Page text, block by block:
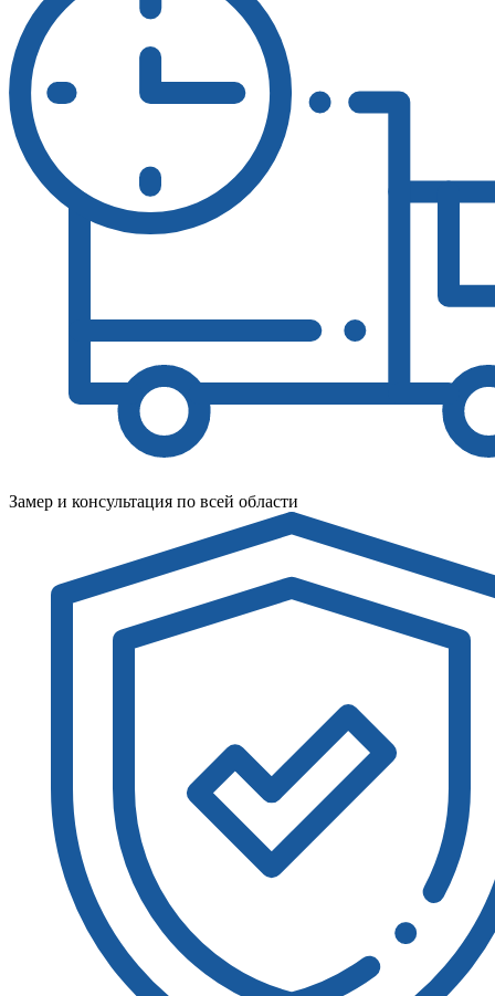
Замер и консультация по всей области